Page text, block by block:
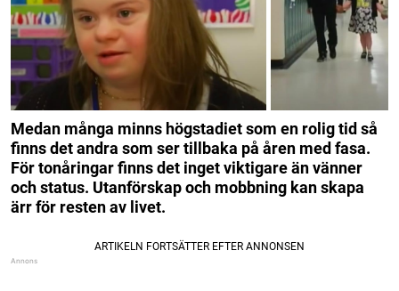
Medan många minns högstadiet som en rolig tid så
finns det andra som ser tillbaka på åren med fasa.
För tonåringar finns det inget viktigare än vänner
och status. Utanförskap och mobbning kan skapa
ärr för resten av livet.